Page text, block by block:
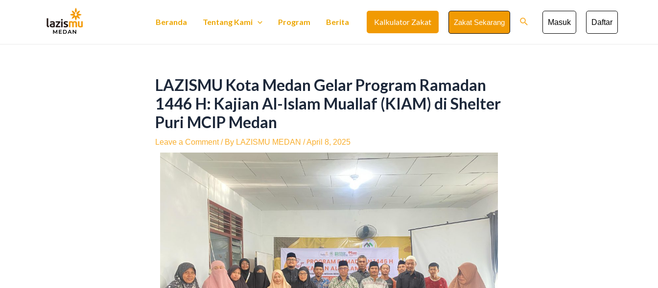
Beranda Tentang Kami Program Berita Kalkulator Zakat Zakat Sekarang Search Masuk Daftar
LAZISMU Kota Medan Gelar Program Ramadan
1446 H: Kajian Al-Islam Muallaf (KIAM) di Shelter
Puri MCIP Medan
Leave a Comment / By LAZISMU MEDAN /April 8, 2025
navigation